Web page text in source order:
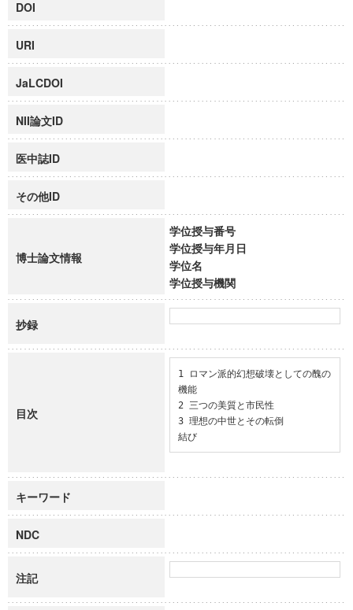
DOI
URI
JaLCDOI
NII論文ID
医中誌ID
その他ID
博士論文情報
学位授与番号
学位授与年月日
学位名
学位授与機関
抄録
目次
1 ロマン派的幻想破壊としての醜の
機能
2 三つの美質と市民性
3 理想の中世とその転倒
結び
キーワード
NDC
注記